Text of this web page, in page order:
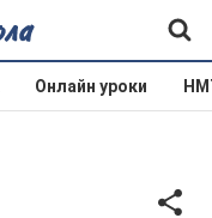
Онлайн уроки